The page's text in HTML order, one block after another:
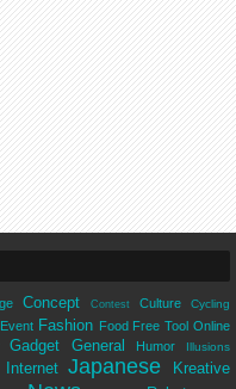
Concept Contest Culture Cycling
Event Fashion Food Free Tool Online
Gadget General Humor Illusions
Internet Japanese Kreative